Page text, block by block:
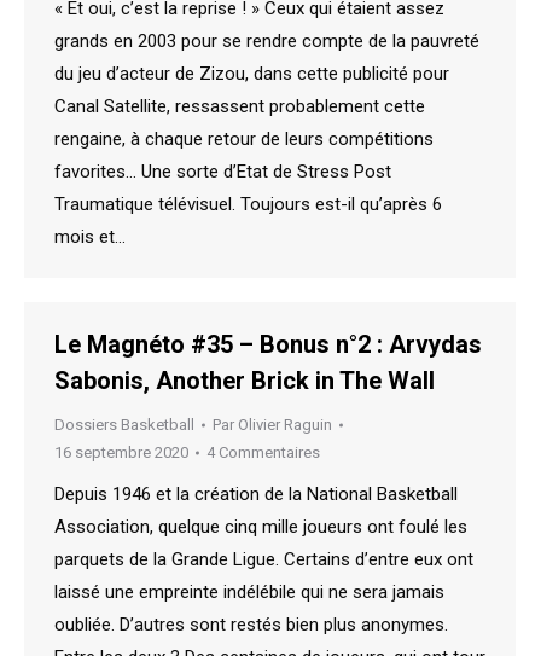
« Et oui, c’est la reprise ! » Ceux qui étaient assez
grands en 2003 pour se rendre compte de la pauvreté
du jeu d’acteur de Zizou, dans cette publicité pour
Canal Satellite, ressassent probablement cette
rengaine, à chaque retour de leurs compétitions
favorites… Une sorte d’Etat de Stress Post
Traumatique télévisuel. Toujours est-il qu’après 6
mois et…
Le Magnéto #35 – Bonus n°2 : Arvydas
Sabonis, Another Brick in The Wall
Dossiers Basketball Par Olivier Raguin
16 septembre 2020
4 Commentaires
Depuis 1946 et la création de la National Basketball
Association, quelque cinq mille joueurs ont foulé les
parquets de la Grande Ligue. Certains d’entre eux ont
laissé une empreinte indélébile qui ne sera jamais
oubliée. D’autres sont restés bien plus anonymes.